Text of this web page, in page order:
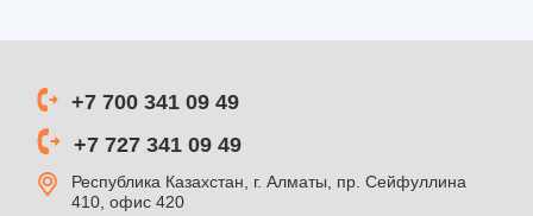
+7 700 341 09 49
+7 727 341 09 49
Республика Казахстан, г. Алматы, пр. Сейфуллина
410, офис 420